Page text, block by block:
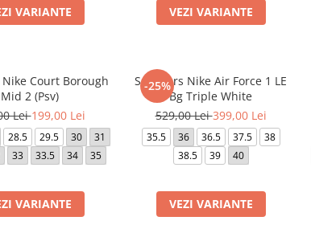
VARIANTE VEZI VARIANTE
Court Borough
Mid 2 (Psv)
Lei199,00 Lei
28.5 29.5 30
31
33 33.5 34 35
VARIANTE
-25%
Sneakers Nike Air Force 1 LE
Bg Triple White
529,00 Lei399,00 Lei
35.5 36 36.5 37.5
38
38.5
39 40
VEZI VARIANTE